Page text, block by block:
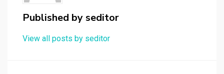
Published byseditor
View all posts by seditor